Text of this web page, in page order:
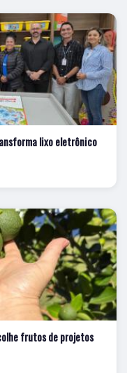
lixo eletrônico
frutos de projetos